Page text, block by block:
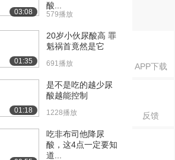
APP下载
反馈
03:08
酸...
579播放
01:35
20岁小伙尿酸高 罪
魁祸首竟然是它
691播放
01:18
是不是吃的越少尿
酸越能控制
1228播放
吃非布司他降尿
酸，这4点一定要知
道...